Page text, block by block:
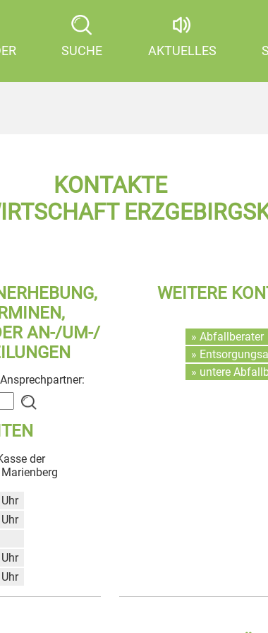
SUCHE AKTUELLES
KONTAKTE
AN-/UM-/
der
WEITERE
» Abfallberater
»
» untere